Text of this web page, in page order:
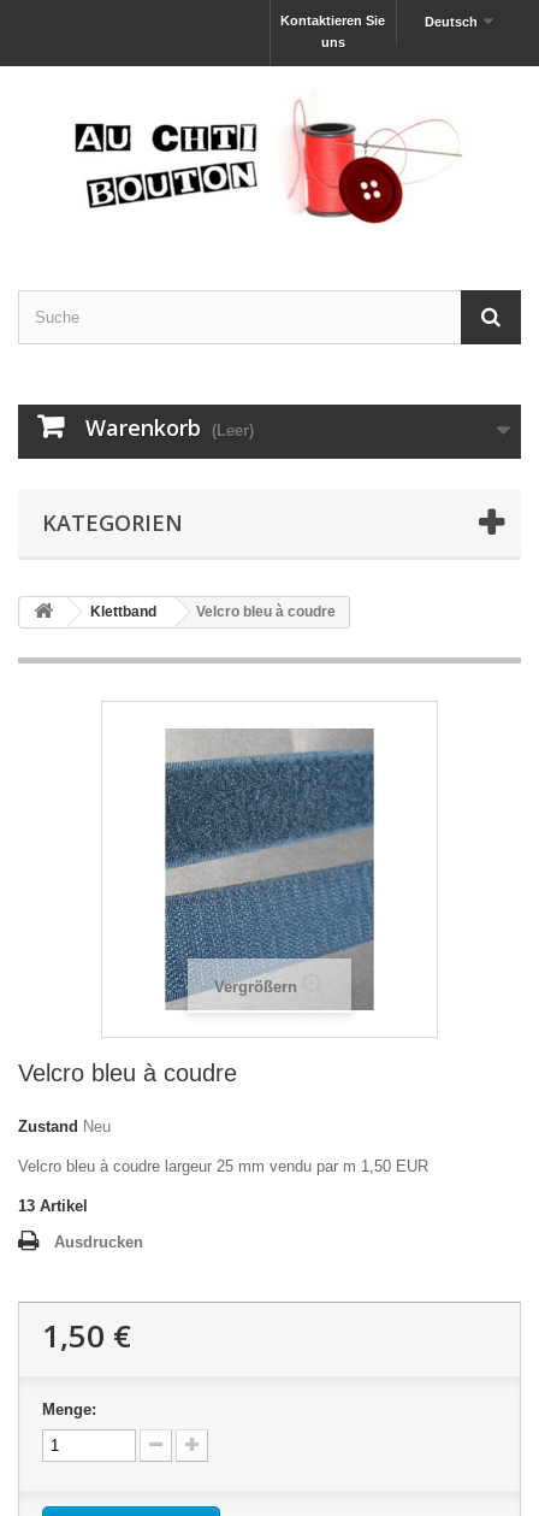
Deutsch
Kontaktieren Sie
uns
Warenkorb (Leer)
KATEGORIEN
Klettband Velcro bleu à coudre
Vergrößern
Velcro bleu à coudre
Zustand Neu
Velcro bleu à coudre largeur 25 mm vendu par m 1,50 EUR
13 Artikel
Ausdrucken
1,50 €
Menge: